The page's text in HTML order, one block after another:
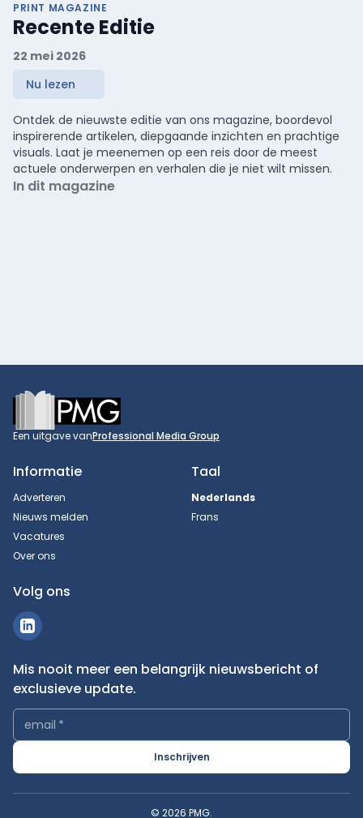
PRINT MAGAZINE
Recente Editie
22 mei 2026
Nu lezen
Ontdek de nieuwste editie van ons magazine, boordevol
inspirerende artikelen, diepgaande inzichten en prachtige
visuals. Laat je meenemen op een reis door de meest
actuele onderwerpen en verhalen die je niet wilt missen.
In dit magazine
Footer
Een uitgave vanProfessional Media Group
Informatie
Adverteren
Nieuws melden
Vacatures
Over ons
Taal
Nederlands
Frans
Volg ons
Mis nooit meer een belangrijk nieuwsbericht of
exclusieve update.
email *
Inschrijven
© 2026 PMG.